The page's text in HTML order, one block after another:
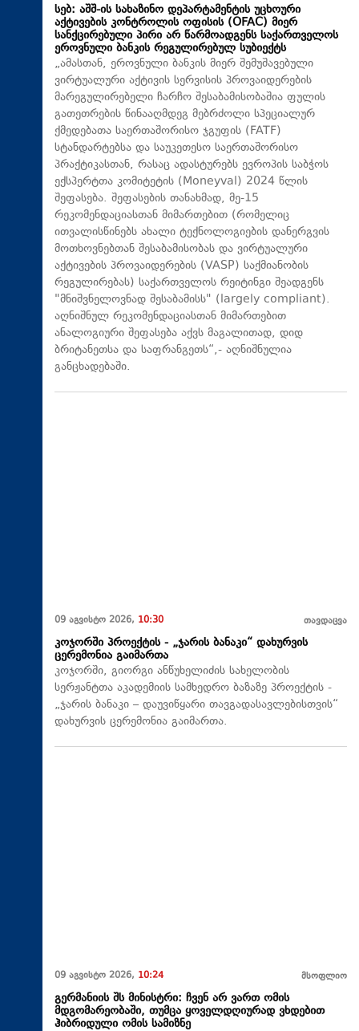
სებ: აშშ-ის სახაზინო დეპარტამენტის უცხოური
აქტივების კონტროლის ოფისის (OFAC) მიერ
სანქცირებული პირი არ წარმოადგენს საქართველოს
ეროვნული ბანკის რეგულირებულ სუბიექტს
„ამასთან, ეროვნული ბანკის მიერ შემუშავებული
ვირტუალური აქტივის სერვისის პროვაიდერების
მარეგულირებელი ჩარჩო შესაბამისობაშია ფულის
გათეთრების წინააღმდეგ მებრძოლი სპეციალურ
ქმედებათა საერთაშორისო ჯგუფის (FATF)
სტანდარტებსა და საუკეთესო საერთაშორისო
პრაქტიკასთან, რასაც ადასტურებს ევროპის საბჭოს
ექსპერტთა კომიტეტის (Moneyval) 2024 წლის
შეფასება. შეფასების თანახმად, მე-15
რეკომენდაციასთან მიმართებით (რომელიც
ითვალისწინებს ახალი ტექნოლოგიების დანერგვის
მოთხოვნებთან შესაბამისობას და ვირტუალური
აქტივების პროვაიდერების (VASP) საქმიანობის
რეგულირებას) საქართველოს რეიტინგი შეადგენს
"მნიშვნელოვნად შესაბამისს" (largely compliant).
აღნიშნულ რეკომენდაციასთან მიმართებით
ანალოგიური შეფასება აქვს მაგალითად, დიდ
ბრიტანეთსა და საფრანგეთს“,- აღნიშნულია
განცხადებაში.
09 აგვისტო 2026, 10:30 თავდაცვა
კოჯორში პროექტის - „ჯარის ბანაკი“ დახურვის
ცერემონია გაიმართა
კოჯორში, გიორგი ანწუხელიძის სახელობის
სერჟანტთა აკადემიის სამხედრო ბაზაზე პროექტის -
„ჯარის ბანაკი – დაუვიწყარი თავგადასავლებისთვის“
დახურვის ცერემონია გაიმართა.
09 აგვისტო 2026, 10:24 მსოფლიო
გერმანიის შს მინისტრი: ჩვენ არ ვართ ომის
მდგომარეობაში, თუმცა ყოველდღიურად ვხდებით
ჰიბრიდული ომის სამიზნე